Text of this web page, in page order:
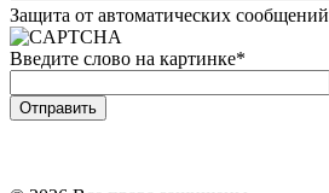
Защита от автоматических сообщений
Введите слово на картинке*